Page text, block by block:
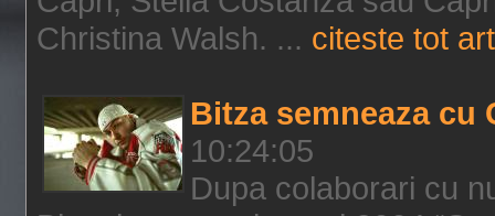
Christina Walsh. ... citeste tot
Bitza semneaza cu
10:24:05
Dupa colaborari cu